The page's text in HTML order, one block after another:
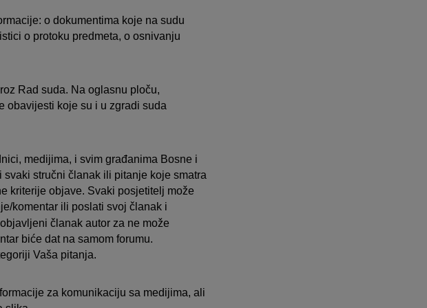
o dokumentima koje na sudu
o protoku predmeta, o osnivanju
Rad suda. Na oglasnu ploču,
obavijesti koje su i u zgradi suda
medijima, i svim građanima Bosne i
stručni članak ili pitanje koje smatra
kriterije objave. Svaki posjetitelj može
komentar ili poslati svoj članak i
članak autor za ne može
biće dat na samom forumu.
Vaša pitanja.
za komunikaciju sa medijima, ali